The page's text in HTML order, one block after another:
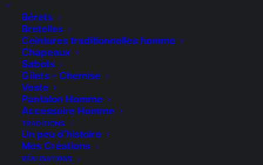
Bérets
Bretelles
Ceintures traditionnelles homme
Chapeaux
Sabots
Gilets – Chemise
Veste
Pantalon Homme
Accessoire Homme
TRADITIONS
Un peu d’histoire
Mes Créations
RÉALISATIONS
CRÉATION - RESTAURATION -
STAGES DE COUTURE
Formulaire de contact
Prénom *